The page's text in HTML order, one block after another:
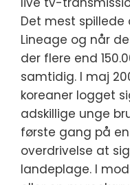
Det mest spillede
Lineage og når
der flere end
samtidig. I maj
koreaner logget
adskillige unge
første gang på
overdrivelse at
landeplage. I